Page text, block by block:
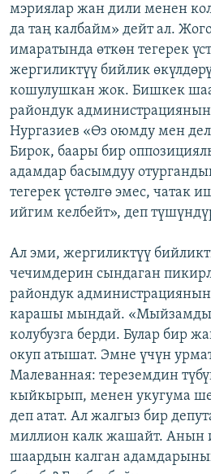
мэриялар жан дили менен
да таң калбайм» дейт ал.
имаратында өткөн тегерек
жергиликтүү бийлик
кошулушкан жок. Бишкек
райондук
Нургазиев «Өз оюмду мен
Бирок, баары бир
адамдар басымдуу
тегерек үстөлгө эмес, чатак
ийгим келбейт», деп
Ал эми, жергиликтүү
чечимдерин сындаган
райондук администрациянын
карашы мындай.
колубузга берди. Булар бир
окуп атышат. Эмне үчүн
Малеванная: тереземдин
кыйкырып, менен укугума
деп атат. Ал жалгыз бир
миллион калк жашайт. Анын
шаардын калган